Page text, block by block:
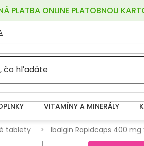
PLATBA ONLINE PLATOBNOU
VITAMÍNY A MINERÁLY
tablety Ibalgin Rapidcaps 400 mg